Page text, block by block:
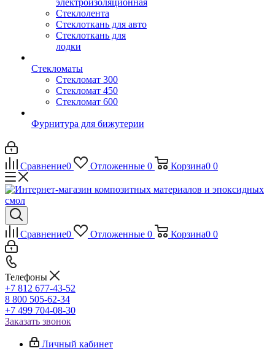
электроизоляционная
Стеклолента
Стеклоткань для авто
Стеклоткань для
лодки
Стекломаты
Стекломат 300
Стекломат 450
Стекломат 600
Фурнитура для бижутерии
Сравнение0 Отложенные 0 Корзина0 0
Сравнение0 Отложенные 0 Корзина0 0
Телефоны
+7 812 677-43-52
8 800 505-62-34
+7 499 704-08-30
Заказать звонок
Личный кабинет